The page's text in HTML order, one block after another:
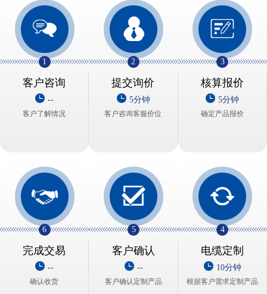
1
客户咨询
--
客户了解情况
2
提交询价
5分钟
客户咨询客服价位
3
核算报价
5分钟
确定产品报价
4
电缆定制
10分钟
根据客户需求定制产品
5
客户确认
--
客户确认定制产品
6
完成交易
--
确认收货